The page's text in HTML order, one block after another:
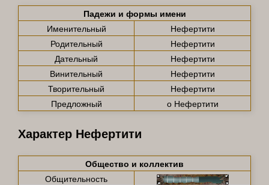
Падежи и формы имени
Именительный
Нефертити
Родительный
Нефертити
Дательный
Нефертити
Винительный
Нефертити
Творительный
Нефертити
Предложный
о Нефертити
Характер Нефертити
Общество и коллектив
Общительность